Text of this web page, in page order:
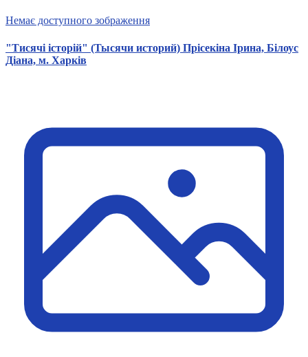
Немає доступного зображення
"Тисячі історій" (Тысячи историй) Прісекіна Ірина, Білоус
Діана, м. Харків